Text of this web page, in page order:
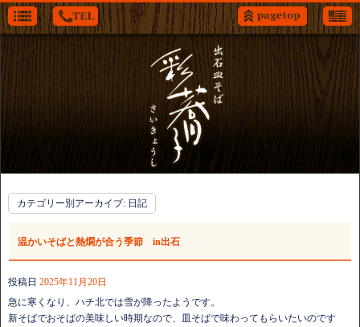
カテゴリー別アーカイブ: 日記
温かいそばと熱燗が合う季節 in出石
投稿日 2025年11月20日
急に寒くなり、ハチ北では雪が降ったようです。
新そばでおそばの美味しい時期なので、皿そばで味わってもらいたいのです